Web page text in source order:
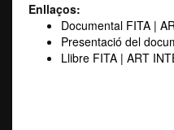
Enllaços:
Documental FITA |
Presentació del
Llibre FITA | ART